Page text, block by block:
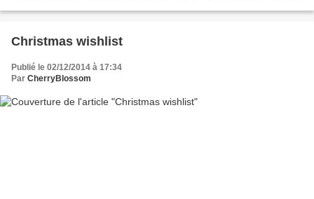
Christmas wishlist
Publié le 02/12/2014 à 17:34
Par CherryBlossom